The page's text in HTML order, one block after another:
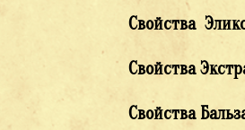
Свойства
Свойства
Свойства